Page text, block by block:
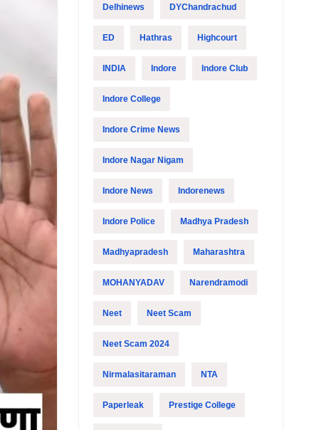
Delhinews DYChandrachud
ED Hathras Highcourt
INDIA Indore Indore Club
Indore College
Indore Crime News
Indore Nagar Nigam
Indore News Indorenews
Indore Police Madhya Pradesh
Madhyapradesh Maharashtra
MOHANYADAV Narendramodi
Neet Neet Scam
Neet Scam 2024
Nirmalasitaraman NTA
Paperleak Prestige College